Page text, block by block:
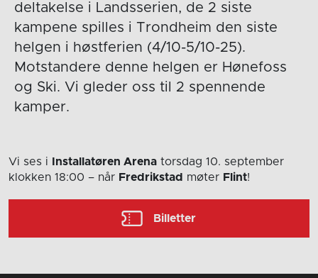
deltakelse i Landsserien, de 2 siste
kampene spilles i Trondheim den siste
helgen i høstferien (4/10-5/10-25).
Motstandere denne helgen er Hønefoss
og Ski. Vi gleder oss til 2 spennende
kamper.
Vi ses i Installatøren Arena torsdag 10. september
klokken 18:00 – når Fredrikstad møter Flint!
Billetter